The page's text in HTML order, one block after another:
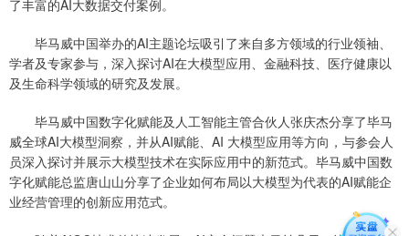
了丰富的AI大数据交付案例。
毕马威中国举办的AI主题论坛吸引了来自多方领域的行业领袖、
学者及专家参与，深入探讨AI在大模型应用、金融科技、医疗健康以
及生命科学领域的研究及发展。
毕马威中国数字化赋能及人工智能主管合伙人张庆杰分享了毕马
威全球AI大模型洞察，并从AI赋能、AI 大模型应用等方向，与参会人
员深入探讨并展示大模型技术在实际应用中的新范式。毕马威中国数
字化赋能总监唐山山分享了企业如何布局以大模型为代表的AI赋能企
业经营管理的创新应用范式。